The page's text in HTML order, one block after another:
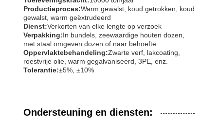
Productieproces:Warm gewalst, koud getrokken, koud
gewalst, warm geëxtrudeerd
Dienst:Verkorten van elke lengte op verzoek
Verpakking:In bundels, zeewaardige houten dozen,
met staal omgeven dozen of naar behoefte
Oppervlaktebehandeling:Zwarte verf, lakcoating,
roestvrije olie, warm gegalvaniseerd, 3PE, enz.
Tolerantie:±5%, ±10%
Ondersteuning en diensten: